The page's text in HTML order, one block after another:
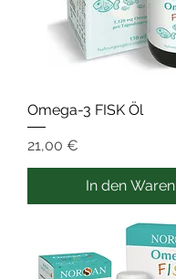
Omega-3 FISK Öl
Preis
21,00 €
In den